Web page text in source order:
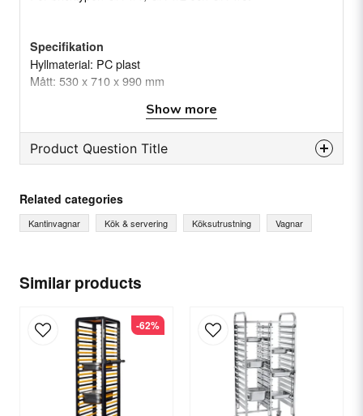
Similar products
-62%
Specifikation
Hyllmaterial: PC plast
Mått: 530 x 710 x 990 mm
Show more
Product Question Title
Ask us something about this product...
Name
email
Email
Related categories
Kantinvagnar Kök & servering Köksutrustning Vagnar